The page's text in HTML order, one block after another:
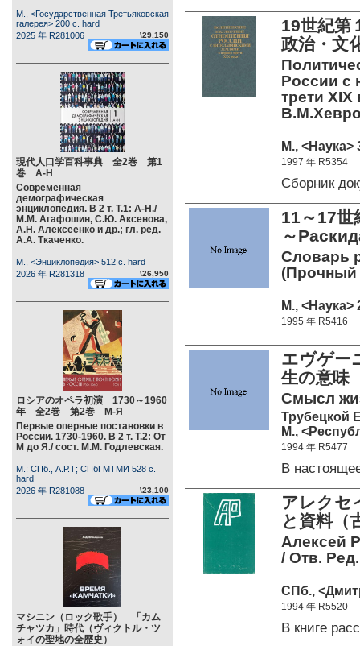
М., <Государственная Третьяковская
галерея> 200 c. hard
2025 年 R281006
\29,150
現代人口学百科事典 全2巻 第1
巻 А-Н
Современная
демографическая
энциклопедия. В 2 т. Т.1: А-Н./
М.М. Агафошин, С.Ю. Аксенова,
А.Н. Алексеенко и др.; гл. ред.
А.А. Ткаченко.
М., <Энциклопедия> 512 c. hard
2026 年 R281318
\26,950
ロシアのオペラ初演 1730～1960
年 全2巻 第2巻 М-Я
Первые оперные постановки в
России. 1730-1960. В 2 т. Т.2: От
М до Я./ сост. М.М. Годлевская.
М.: СПб., А.Р.Т; СПбГМТМИ 528 c.
hard
2026 年 R281088
\23,100
マシニン（ロック歌手） 「カム
チャツカ」時代（ヴィクトル・ツ
ォイの聖地の全歴史）
19世紀第
政治・文
России с
трети
М., <Наука>
1997 年 R5354
Сборник
11～17
～
Словарь
(Прочный
М., <Наука>
1995 年 R5416
エヴゲー
生の意味
Смысл
Трубецкой
М.,
1994 年 R5477
В
アレクセ
と資料（
Алексей
/ Отв.
СПб.,
1994 年 R5520
В книге